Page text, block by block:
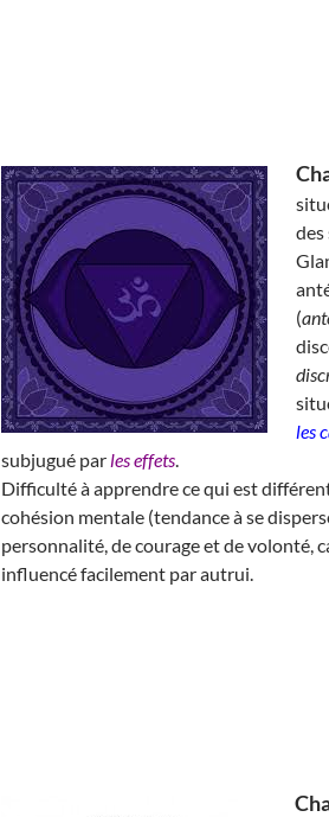
des
(
les
subjugué parles effets.
Difficulté à apprendre ce qui est
cohésion mentale (tendance à se
personnalité, de courage et de volonté,
influencé facilement par autrui.